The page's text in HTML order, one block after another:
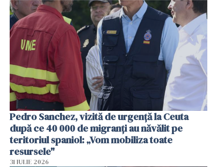
Pedro Sanchez, vizită de urgență la Ceuta
după ce 40 000 de migranți au năvălit pe
teritoriul spaniol: „Vom mobiliza toate
resursele"
31 IULIE 2026